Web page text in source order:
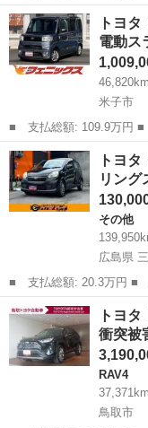
ー名： トヨタ ■ 車種
Ｄ 衝突被害軽減システ
マートキー...
鳥取 鳥取市 アクア
トヨ
電動
46,820km
米子市
■ 支払総額: 109.9万円 ■ 車両本体価格： 1,009,000 円 ■ メーカ
ー名： トヨタ ■ 車種
ＳＡＩＩＩ ☆両側電動
トアシス...
鳥取 米子市 トヨタ
トヨ
リン
その他
広島県
■ 支払総額: 20.3万円 ■ 車両本体価格： 130,000 円 ■ メーカー
名： トヨタ ■ 車種名
Ｌ 禁煙車 アイドリン
接続可 キーレ...
広島 三原市 その他
トヨ
衝突被
RAV4
37,371km
鳥取市